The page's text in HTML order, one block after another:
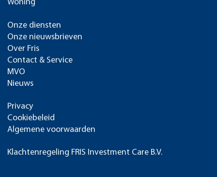
Woning
Onze diensten
Onze nieuwsbrieven
Over Fris
Contact & Service
MVO
Nieuws
Privacy
Cookiebeleid
Algemene voorwaarden
Klachtenregeling FRIS Investment Care B.V.